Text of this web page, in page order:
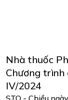
Nhà thuốc
Chương trình
IV/2024
STO - Chiều